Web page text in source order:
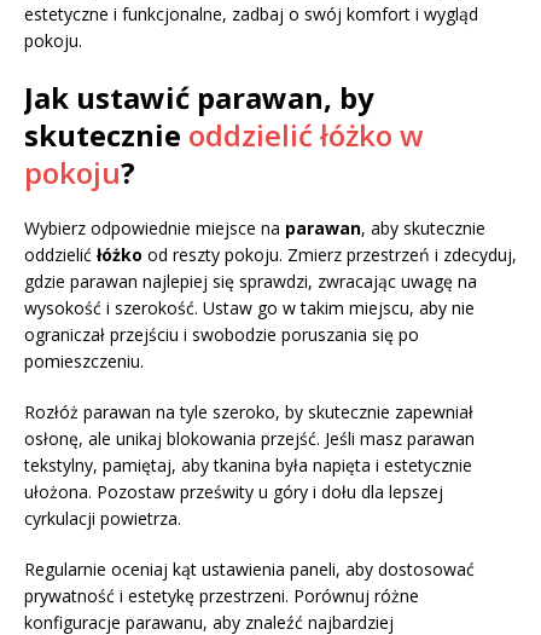
estetyczne i funkcjonalne, zadbaj o swój komfort i wygląd
pokoju.
Jak ustawić parawan, by
skutecznie oddzielić łóżko w
pokoju?
Wybierz odpowiednie miejsce na parawan, aby skutecznie
oddzielić łóżko od reszty pokoju. Zmierz przestrzeń i zdecyduj,
gdzie parawan najlepiej się sprawdzi, zwracając uwagę na
wysokość i szerokość. Ustaw go w takim miejscu, aby nie
ograniczał przejściu i swobodzie poruszania się po
pomieszczeniu.
Rozłóż parawan na tyle szeroko, by skutecznie zapewniał
osłonę, ale unikaj blokowania przejść. Jeśli masz parawan
tekstylny, pamiętaj, aby tkanina była napięta i estetycznie
ułożona. Pozostaw prześwity u góry i dołu dla lepszej
cyrkulacji powietrza.
Regularnie oceniaj kąt ustawienia paneli, aby dostosować
prywatność i estetykę przestrzeni. Porównuj różne
konfiguracje parawanu, aby znaleźć najbardziej